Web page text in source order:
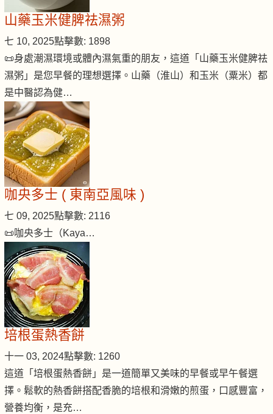
山藥玉米健脾祛濕粥
七 10, 2025點擊數: 1898
📜身處潮濕環境或體內濕氣重的朋友，這道「山藥玉米健脾祛
濕粥」是您早餐的理想選擇。山藥（淮山）和玉米（粟米）都
是中醫認為健…
咖央多士 ( 東南亞風味 )
七 09, 2025點擊數: 2116
📜咖央多士（Kaya…
培根蛋熱香餅
十一 03, 2024點擊數: 1260
這道「培根蛋熱香餅」是一道簡單又美味的早餐或早午餐選
擇。鬆軟的熱香餅搭配香脆的培根和滑嫩的煎蛋，口感豐富，
營養均衡，是充…